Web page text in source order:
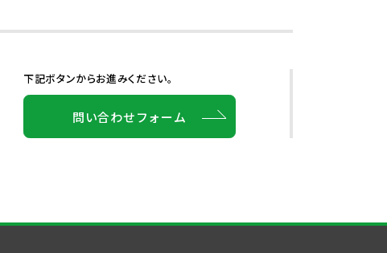
下記ボタンからお進みください。
問い合わせフォーム